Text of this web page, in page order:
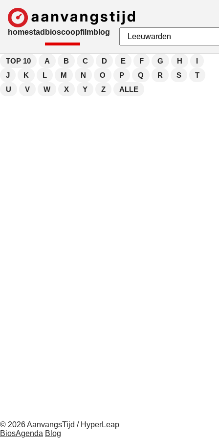
homestad bioscoopfilmblog
TOP 10 A B C D E F G H
I
J
K L M N O P Q R S
T
U
V W X Y Z ALLE
© 2026 AanvangsTijd / HyperLeap
BiosAgenda Blog